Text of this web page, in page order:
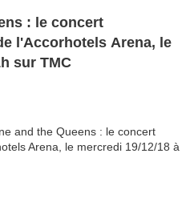
: le concert
l'Accorhotels Arena, le
sur TMC